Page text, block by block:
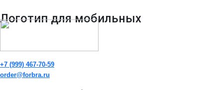
Логотип для мобильных
+7 (999) 467-70-59
order@forbra.ru